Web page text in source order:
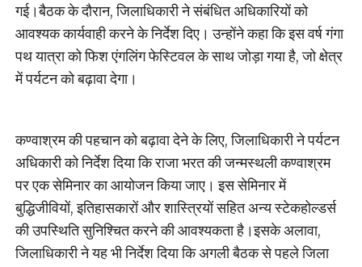
गई।बैठक के दौरान, जिलाधिकारी ने संबंधित अधिकारियों को
आवश्यक कार्यवाही करने के निर्देश दिए। उन्होंने कहा कि इस वर्ष गंगा
पथ यात्रा को फिश एंगलिंग फेस्टिवल के साथ जोड़ा गया है, जो क्षेत्र
में पर्यटन को बढ़ावा देगा।
कण्वाश्रम की पहचान को बढ़ावा देने के लिए, जिलाधिकारी ने पर्यटन
अधिकारी को निर्देश दिया कि राजा भरत की जन्मस्थली कण्वाश्रम
पर एक सेमिनार का आयोजन किया जाए। इस सेमिनार में
बुद्धिजीवियों, इतिहासकारों और शास्त्रियों सहित अन्य स्टेकहोल्डर्स
की उपस्थिति सुनिश्चित करने की आवश्यकता है।इसके अलावा,
जिलाधिकारी ने यह भी निर्देश दिया कि अगली बैठक से पहले जिला